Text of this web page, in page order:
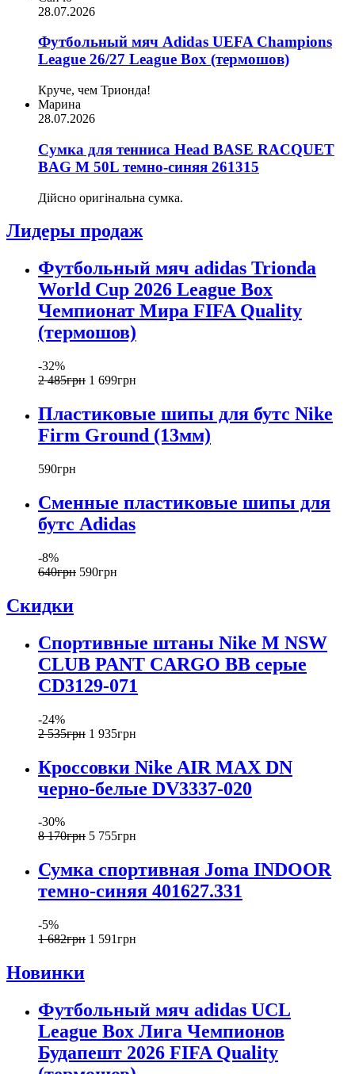
28.07.2026
Футбольный мяч Adidas UEFA Champions
League 26/27 League Box (термошов)
Круче, чем Трионда!
Марина
28.07.2026
Сумка для тенниса Head BASE RACQUET
BAG M 50L темно-синяя 261315
Дійсно оригінальна сумка.
Лидеры продаж
Футбольный мяч adidas Trionda
World Cup 2026 League Box
Чемпионат Мира FIFA Quality
(термошов)
-32%
2 485грн 1 699грн
Пластиковые шипы для бутс Nike
Firm Ground (13мм)
590грн
Сменные пластиковые шипы для
бутс Adidas
-8%
640грн 590грн
Скидки
Спортивные штаны Nike M NSW
CLUB PANT CARGO BB серые
CD3129-071
-24%
2 535грн 1 935грн
Кроссовки Nike AIR MAX DN
черно-белые DV3337-020
-30%
8 170грн 5 755грн
Сумка спортивная Joma INDOOR
темно-синяя 401627.331
-5%
1 682грн 1 591грн
Новинки
Футбольный мяч adidas UCL
League Box Лига Чемпионов
Будапешт 2026 FIFA Quality